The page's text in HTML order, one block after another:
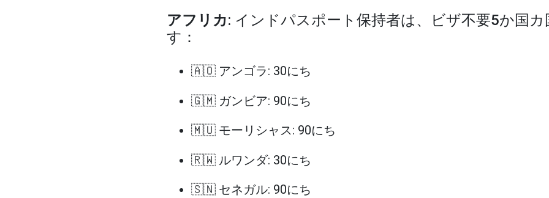
アフリカ: インドパスポート保持者は、ビザ不要5か国カ
す：
🇦🇴 アンゴラ: 30にち
🇬🇲 ガンビア: 90にち
🇲🇺 モーリシャス: 90にち
🇷🇼 ルワンダ: 30にち
🇸🇳 セネガル: 90にち